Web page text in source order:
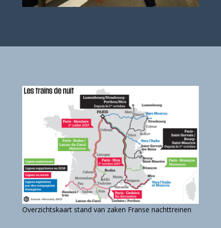
Overzichtskaart stand van zaken Franse nachttreinen